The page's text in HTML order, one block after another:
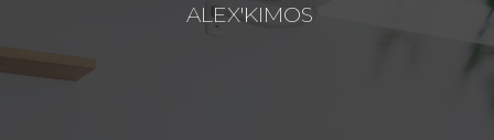
ALEX'KIMOS